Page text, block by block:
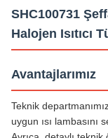
SHC100731
Halojen Isıtıcı
Avantajlarımız
Teknik
uygun ısı